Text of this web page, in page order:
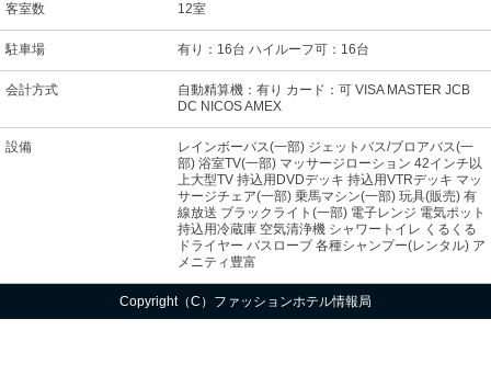
客室数 12室
駐車場 有り：16台 ハイルーフ可：16台
会計方式
自動精算機：有り カード：可 VISA MASTER JCB
DC NICOS AMEX
設備
レインボーバス(一部) ジェットバス/ブロアバス(一
部) 浴室TV(一部) マッサージローション 42インチ以
上大型TV 持込用DVDデッキ 持込用VTRデッキ マッ
サージチェア(一部) 乗馬マシン(一部) 玩具(販売) 有
線放送 ブラックライト(一部) 電子レンジ 電気ポット
持込用冷蔵庫 空気清浄機 シャワートイレ くるくる
ドライヤー バスローブ 各種シャンプー(レンタル) ア
メニティ豊富
Copyright（C）ファッションホテル情報局